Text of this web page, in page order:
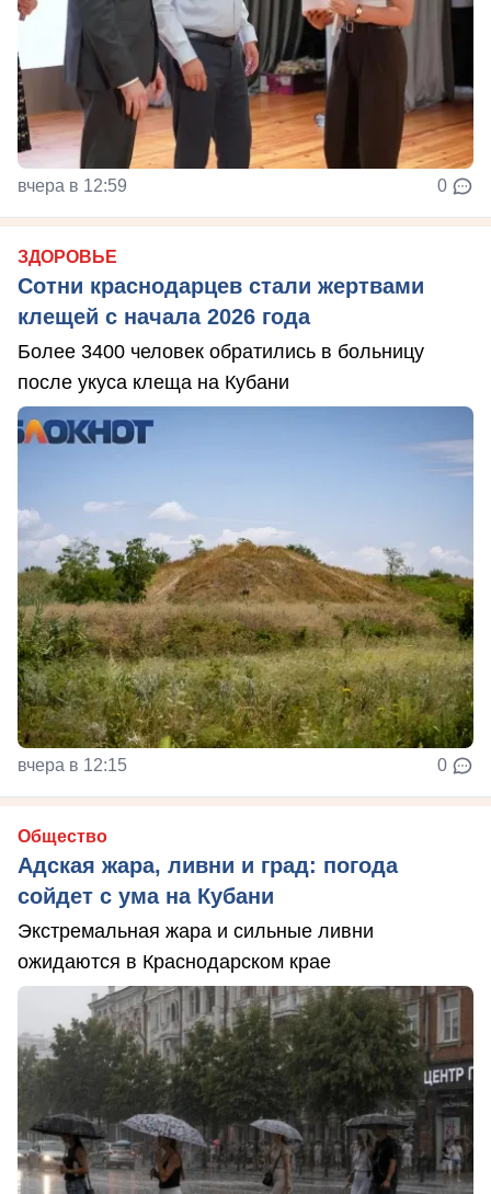
вчера в 12:59 0
ЗДОРОВЬЕ
Сотни краснодарцев стали жертвами
клещей с начала 2026 года
Более 3400 человек обратились в больницу
после укуса клеща на Кубани
вчера в 12:15 0
Общество
Адская жара, ливни и град: погода
сойдет с ума на Кубани
Экстремальная жара и сильные ливни
ожидаются в Краснодарском крае